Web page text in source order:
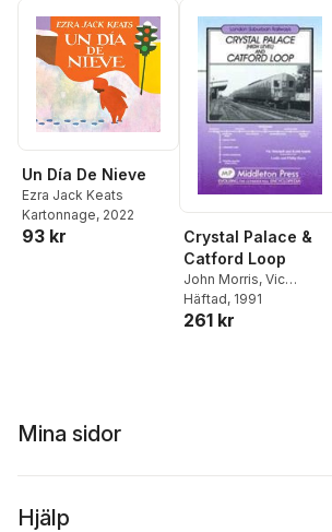
Un Día De Nieve
Ezra Jack Keats
Kartonnage, 2022
93 kr
Crystal Palace &
Catford Loop
John Morris, Vic
Mitchell ,Keith Smith
Häftad, 1991
261 kr
Mina sidor
Hjälp